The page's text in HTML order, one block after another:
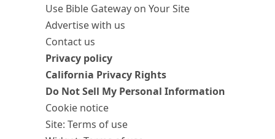
Use Bible Gateway on Your Site
Advertise with us
Contact us
Privacy policy
California Privacy Rights
Do Not Sell My Personal Information
Cookie notice
Site: Terms of use